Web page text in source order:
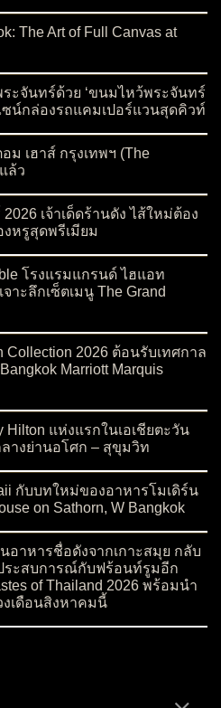
The Art of Full Canvas at
ะจันทร์ด้วย ‘ขนมไหว้พระจันทร์
ไซน์กล่องรถแคมเปอร์แวนสุดคิวท์
ม เฮาส์ กรุงเทพฯ (The
ล้ว
เจ้าเด็ดร้านดัง ไส้ใหม่ต้อง
หรูสุดพรีเมียม
โรงแรมแกรนด์ ไฮแอท
าะลึกเซ็ตเมนู The Grand
Collection 2026 ต้อนรับเทศกาล
Marriott Marquis
Hilton แห่งแรกในเอเชียตะวัน
างย่านอโศก – สุขุมวิท
กับบทใหม่ของอาหารโมเดิร์น
on Sathorn, W Bangkok
อาหารชื่อดังจากเกาะสมุย กลับ
ระสบการณ์กับฟร้อนท์รูมอีก
of Thailand 2026 พร้อมนำ
เดือนสิงหาคมนี้